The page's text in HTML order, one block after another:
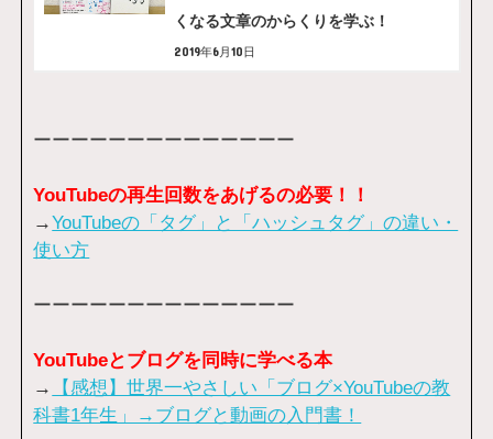
くなる文章のからくりを学ぶ！
2019年6月10日
ーーーーーーーーーーーーーー
YouTubeの再生回数をあげるの必要！！
→YouTubeの「タグ」と「ハッシュタグ」の違い・
使い方
ーーーーーーーーーーーーーー
YouTubeとブログを同時に学べる本
→
【感想】世界一やさしい「ブログ×YouTubeの教
科書1年生」→ブログと動画の入門書！